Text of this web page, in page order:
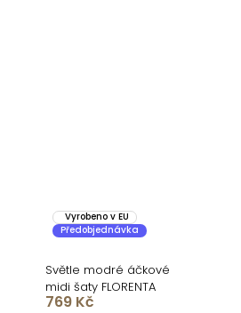
Vyrobeno v EU
Předobjednávka
Světle modré áčkové
midi šaty FLORENTA
769 Kč